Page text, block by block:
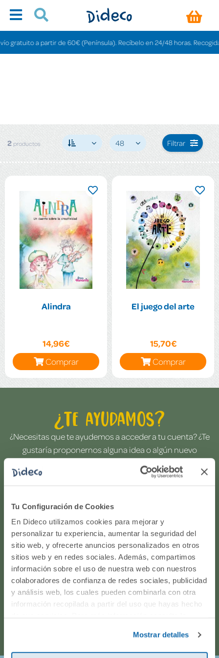
Tu Configuración de Cookies
En Dideco utilizamos cookies para mejorar y
personalizar tu experiencia, aumentar la seguridad del
sitio web, y ofrecerte anuncios personalizados en otros
sitios web y en redes sociales. Además, compartimos
información sobre el uso de nuestra web con nuestros
colaboradores de confianza de redes sociales, publicidad
y análisis web, los cuales pueden combinarla con otra
información recopilada a partir del uso que hayas hecho
Mostrar detalles
gratuito a partir de 60€ (Península). Recíbelo en 24/48 horas. Recogida
2productos 48 Filtrar
Alindra
14,96€
Comprar
El juego del arte
15,70€
Comprar
¿Te ayudamos?
¿Necesitas que te ayudemos a acceder a tu cuenta? ¿Te
gustaría proponernos alguna idea o algún nuevo
producto? ¿Has realizado un pedido y quieres saber si
todo va viento en popa? Ponte en contacto con
nosotros.
916597360
Correo electrónico
Horario de atención telefónica: de Lunes a Viernes, de
9:00h a 17:00h.